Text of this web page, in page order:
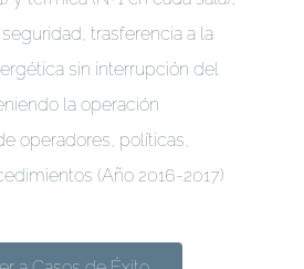
trasferencia a la
sin interrupción del
la operación
operadores, políticas,
(Año 2016-2017)